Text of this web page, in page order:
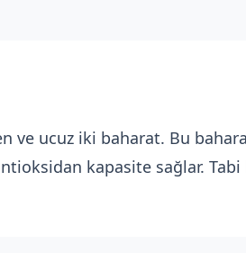
ve ucuz iki baharat. Bu
kapasite sağlar.